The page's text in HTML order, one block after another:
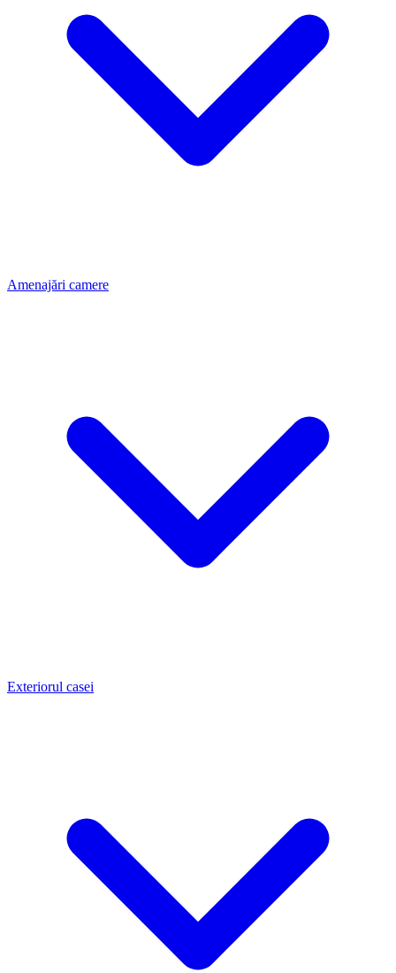
Amenajări camere
Exteriorul casei